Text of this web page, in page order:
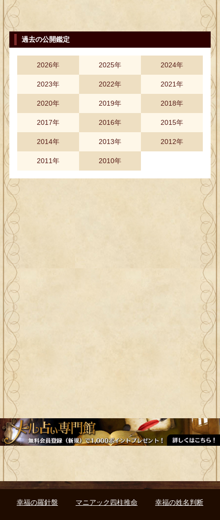
過去の公開鑑定
2026年 2025年 2024年
2023年 2022年 2021年
2020年 2019年 2018年
2017年 2016年 2015年
2014年 2013年 2012年
2011年 2010年
幸福の羅針盤 マニアック四柱推命 幸福の姓名判断